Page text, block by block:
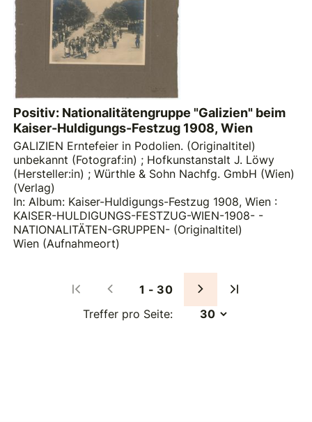
Positiv: Nationalitätengruppe "Galizien" beim
Kaiser-Huldigungs-Festzug 1908, Wien
GALIZIEN Erntefeier in Podolien. (Originaltitel)
unbekannt (Fotograf:in) ; Hofkunstanstalt J. Löwy
(Hersteller:in) ;Würthle & Sohn Nachfg. GmbH (Wien)
(Verlag)
In: Album: Kaiser-Huldigungs-Festzug 1908, Wien :
KAISER-HULDIGUNGS-FESTZUG-WIEN-1908- -
NATIONALITÄTEN-GRUPPEN- (Originaltitel)
Wien (Aufnahmeort)
1 - 30
Treffer pro Seite: